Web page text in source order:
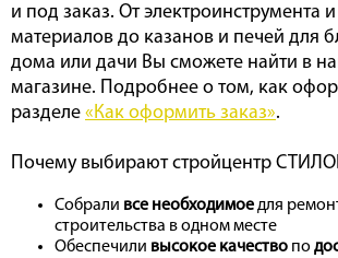
и под заказ. От электроинструмента
материалов до казанов и печей для
дома или дачи Вы сможете найти в
магазине. Подробнее о том, как
разделе «Как оформить заказ».
Почему выбирают стройцентр
Собрали все необходимоедля
строительства в одном месте
Обеспечили высокое качество по